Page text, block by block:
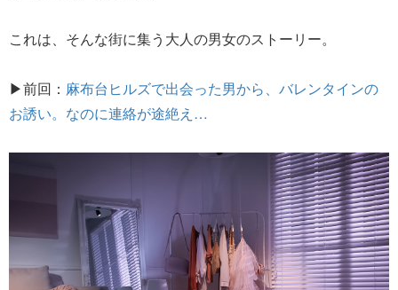
これは、そんな街に集う大人の男女のストーリー。
▶前回： 麻布台ヒルズで出会った男から、バレンタインの
お誘い。なのに連絡が途絶え…